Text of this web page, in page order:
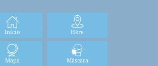
Início Here
Mapa Máscara